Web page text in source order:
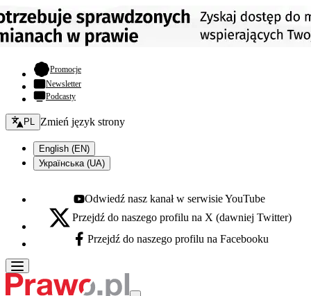
Promocje- otwiera się w nowej karcie
Newsletter
Podcasty
Zmień język - bieżący:
PL Zmień język strony
English (EN)
Українська (UA)
Youtube - otwiera się w nowej karcie
Odwiedź nasz kanał w serwisie YouTube
X - otwiera się w nowej karcie
Przejdź do naszego profilu na X (dawniej Twitter)
Facebook - otwiera się w nowej karcie
Przejdź do naszego profilu na Facebooku